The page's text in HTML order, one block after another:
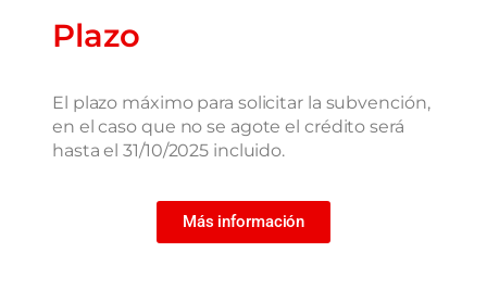
Plazo
El plazo máximo para solicitar la subvención,
en el caso que no se agote el crédito será
hasta el 31/10/2025 incluido.
Más información